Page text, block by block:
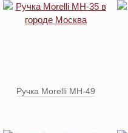
Ручка Morelli MH-49